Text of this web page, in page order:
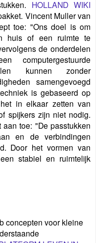
HOLLAND WIKI
Vincent Muller van
toe: "Ons doel is om
huis of een ruimte te
de onderdelen
kunnen zonder
samengevoegd
is gebaseerd op
in elkaar zetten van
spijkers zijn niet nodig.
toe: "De passtukken
en de verbindingen
Door het vormen van
stabiel en ruimtelijk
concepten voor kleine